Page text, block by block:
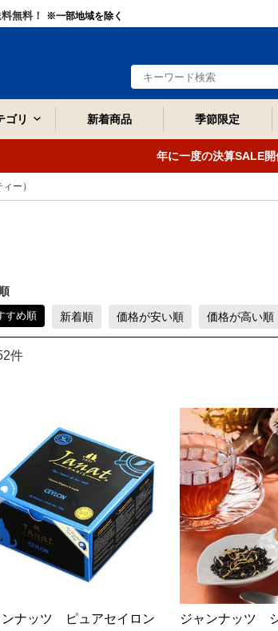
無料！ ※一部地域を除く
ゴリ 新着商品 季節限定
年に一度の決算SALE
ー）
すめ順 新着順 価格が安い順 価格が高い順
件
ンナッツ ピュアセイロン
ジャンナッツ